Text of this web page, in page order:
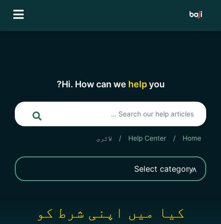
Hi. How can we helpyou?
Home
/
Help Center
/ لاٹری
کیا میں اپنی شرط کو